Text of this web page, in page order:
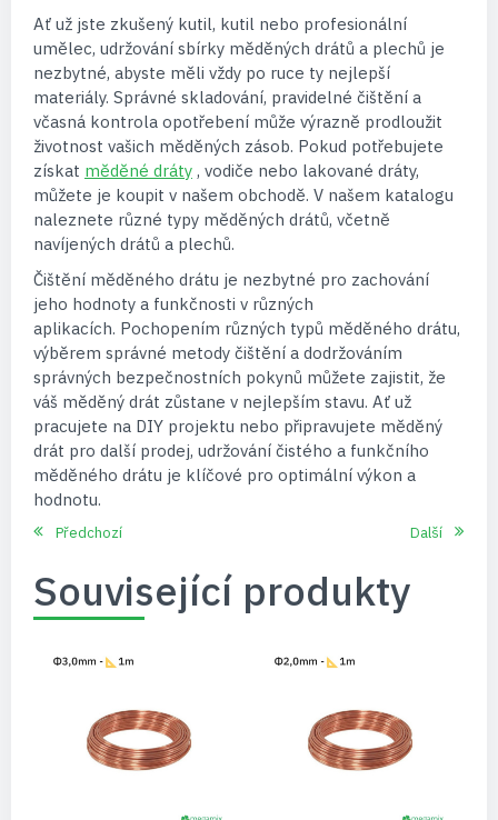
Ať už jste zkušený kutil, kutil nebo profesionální
umělec, udržování sbírky měděných drátů a plechů je
nezbytné, abyste měli vždy po ruce ty nejlepší
materiály. Správné skladování, pravidelné čištění a
včasná kontrola opotřebení může výrazně prodloužit
životnost vašich měděných zásob. Pokud potřebujete
získat měděné dráty , vodiče nebo lakované dráty,
můžete je koupit v našem obchodě. V našem katalogu
naleznete různé typy měděných drátů, včetně
navíjených drátů a plechů.
Čištění měděného drátu je nezbytné pro zachování
jeho hodnoty a funkčnosti v různých
aplikacích. Pochopením různých typů měděného drátu,
výběrem správné metody čištění a dodržováním
správných bezpečnostních pokynů můžete zajistit, že
váš měděný drát zůstane v nejlepším stavu. Ať už
pracujete na DIY projektu nebo připravujete měděný
drát pro další prodej, udržování čistého a funkčního
měděného drátu je klíčové pro optimální výkon a
hodnotu.
Předchozí Další
Související produkty